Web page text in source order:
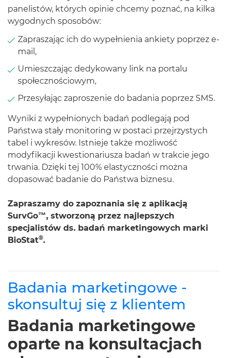
panelistów, których opinie chcemy poznać, na kilka
wygodnych sposobów:
Zapraszając ich do wypełnienia ankiety poprzez e-
mail,
Umieszczając dedykowany link na portalu
społecznościowym,
Przesyłając zaproszenie do badania poprzez SMS.
Wyniki z wypełnionych badań podlegają pod
Państwa stały monitoring w postaci przejrzystych
tabel i wykresów. Istnieje także możliwość
modyfikacji kwestionariusza badań w trakcie jego
trwania. Dzięki tej 100% elastyczności można
dopasować badanie do Państwa biznesu.
Zapraszamy do zapoznania się z aplikacją
SurvGo™, stworzoną przez najlepszych
specjalistów ds. badań marketingowych marki
BioStat®.
Badania marketingowe -
skonsultuj się z klientem
Badania marketingowe
oparte na konsultacjach